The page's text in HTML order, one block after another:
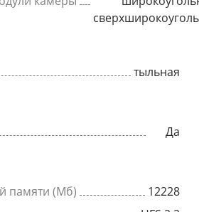
тыльная
Да
памяти (Мб)
12228